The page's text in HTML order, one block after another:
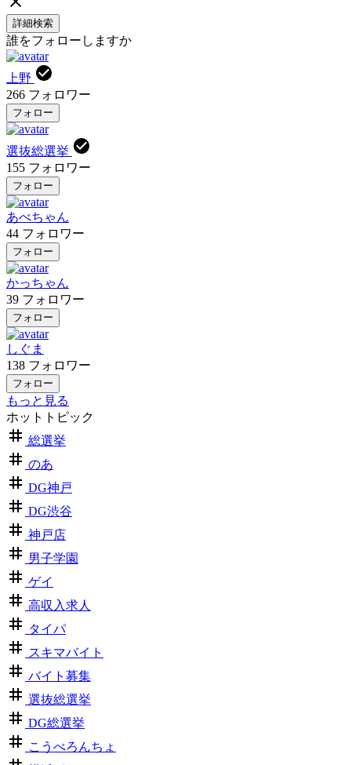
詳細検索
誰をフォローしますか
上野
266 フォロワー
フォロー
選抜総選挙
155 フォロワー
フォロー
あべちゃん
44 フォロワー
フォロー
かっちゃん
39 フォロワー
フォロー
しぐま
138 フォロワー
フォロー
もっと見る
ホットトピック
総選挙
のあ
DG神戸
DG渋谷
神戸店
男子学園
ゲイ
高収入求人
タイパ
スキマバイト
バイト募集
選抜総選挙
DG総選挙
こうべろんちょ